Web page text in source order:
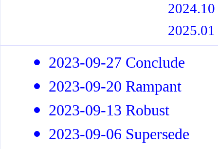
2024.10
2025.01
2023-09-27 Conclude
2023-09-20 Rampant
2023-09-13 Robust
2023-09-06 Supersede